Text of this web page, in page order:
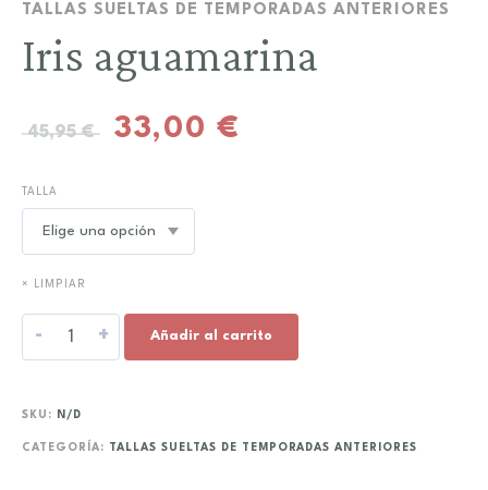
TALLAS SUELTAS DE TEMPORADAS ANTERIORES
Iris aguamarina
45,95€ 33,00€
TALLA
× LIMPIAR
- + Añadir al carrito
SKU: N/D
CATEGORÍA: TALLAS SUELTAS DE TEMPORADAS ANTERIORES